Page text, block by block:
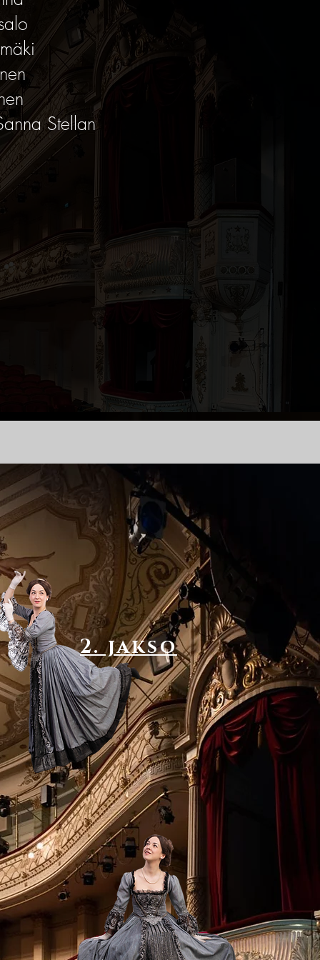
Stellan
2. jakso